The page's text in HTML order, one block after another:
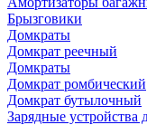
Брызговики
Домкраты
Домкрат реечный
Домкраты
Домкрат ромбический
Домкрат бутылочный
Зарядные устройства